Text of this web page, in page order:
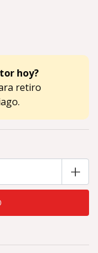
hoy?
retiro
+